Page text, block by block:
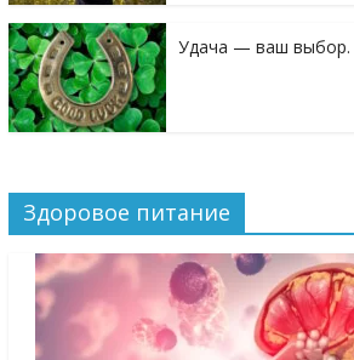
Удача — ваш выбор.
Здоровое питание